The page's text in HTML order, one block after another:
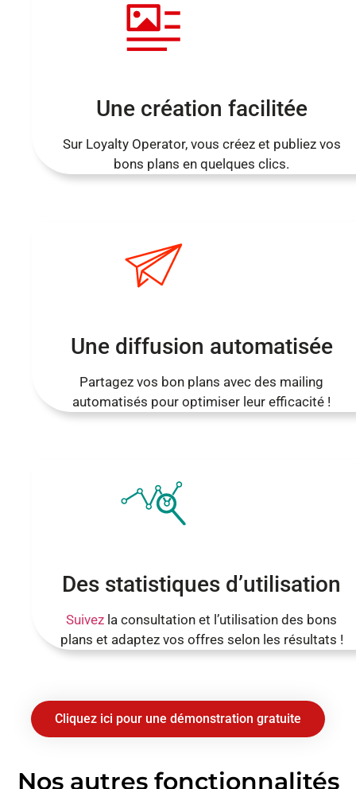
Une création facilitée
Sur Loyalty Operator, vous créez et publiez vos
bons plans en quelques clics.
Une diffusion automatisée
Partagez vos bon plans avec des mailing
automatisés pour optimiser leur efficacité !
Des statistiques d’utilisation
Suivez la consultation et l’utilisation des bons
plans et adaptez vos offres selon les résultats !
Cliquez ici pour une démonstration gratuite
Nos autres fonctionnalités